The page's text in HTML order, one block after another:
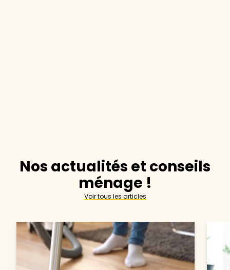
Nos actualités et conseils
ménage !
Voir tous les articles